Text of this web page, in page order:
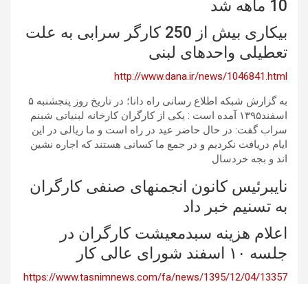
10 ماهه شد
بیکاری بیش از 250 کارگر سرابی به علت
تعطیلی واحدهای لبنی
http://www.dana.ir/news/1046841.html
به گزارش شبکه اطلاع رسانی راه دانا؛ در تاریخ روز پنجشنبه ۵
اسفند۱۳۹۵ آمده است : یکی از کارگران کارخانه لبنیاتی شبنم
سراب گفت: در حال حاضر عید در راه است و ما ریالی در این
ایام دریافت نکردیم و در جمع ما کسانی هستند که اجاره نشین
اند و بجه خردسال
نایبرئیس کانون انجمنهای صنفی کارگران
به تسنیم خبر داد
اعلام هزینه سبدمعیشت کارگران در
جلسه ۱۰ اسفند شورای عالی کار
https://www.tasnimnews.com/fa/news/1395/12/04/13357